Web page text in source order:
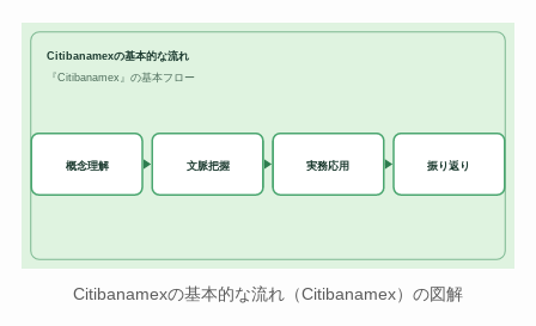
Citibanamexの基本的な流れ
『Citibanamex』の基本フロー
概念理解 文脈把握 実務応用 振り返り
Citibanamexの基本的な流れ（Citibanamex）の図解